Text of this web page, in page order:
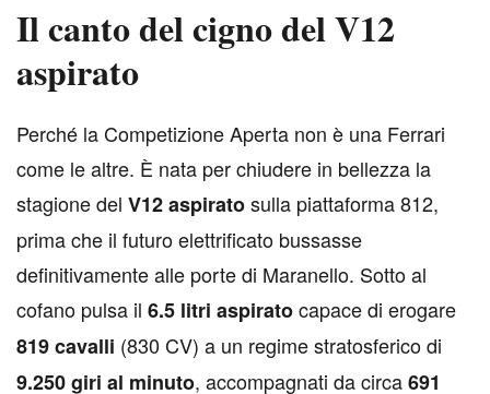
Il canto del cigno del V12
aspirato
Perché la Competizione Aperta non è una Ferrari
come le altre. È nata per chiudere in bellezza la
stagione del V12 aspiratosulla piattaforma 812,
prima che il futuro elettrificato bussasse
definitivamente alle porte di Maranello. Sotto al
cofano pulsa il 6.5 litri aspiratocapace di erogare
819 cavalli (830 CV) a un regime stratosferico di
9.250 giri al minuto, accompagnati da circa691